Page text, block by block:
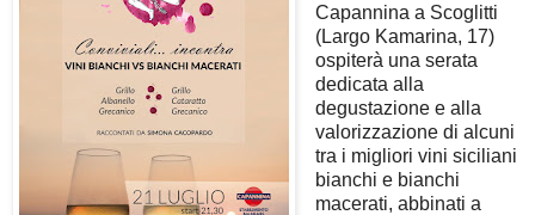
Capannina a Scoglitti
(Largo Kamarina, 17)
ospiterà una serata
dedicata alla
degustazione e alla
valorizzazione di alcuni
tra i migliori vini siciliani
bianchi e bianchi
macerati, abbinati a